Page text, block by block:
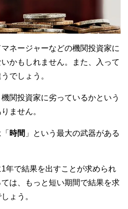
ネージャーなどの機関投資家に
かもしれません。また、入って
でしょう。
関投資家に劣っているかという
ません。
時間 」という最大の武器がある
年で結果を出すことが求められ
は、もっと短い期間で結果を求
ょう。